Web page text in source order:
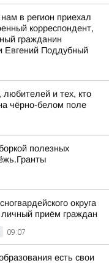
в регион приехал
корреспондент,
гражданин
Евгений Поддубный
и тех, кто
чёрно-белом поле
полезных
округа
приём граждан
09:07
есть свои